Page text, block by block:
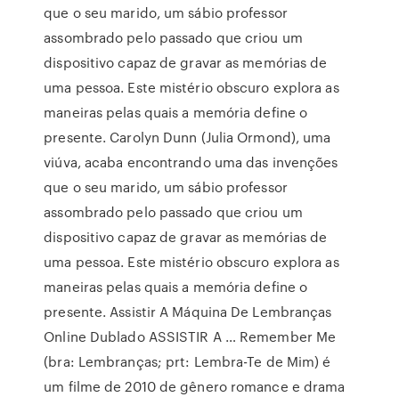
que o seu marido, um sábio professor
assombrado pelo passado que criou um
dispositivo capaz de gravar as memórias de
uma pessoa. Este mistério obscuro explora as
maneiras pelas quais a memória define o
presente. Carolyn Dunn (Julia Ormond), uma
viúva, acaba encontrando uma das invenções
que o seu marido, um sábio professor
assombrado pelo passado que criou um
dispositivo capaz de gravar as memórias de
uma pessoa. Este mistério obscuro explora as
maneiras pelas quais a memória define o
presente. Assistir A Máquina De Lembranças
Online Dublado ASSISTIR A … Remember Me
(bra: Lembranças; prt: Lembra-Te de Mim) é
um filme de 2010 de gênero romance e drama